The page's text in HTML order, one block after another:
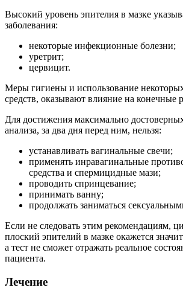
Высокий уровень эпителия в мазке
заболевания:
некоторые инфекционные болезни;
уретрит;
цервицит.
Меры гигиены и использование
средств, оказывают влияние на конечные
Для достижения максимально
анализа, за два дня перед ним, нельзя:
устанавливать вагинальные свечи;
применять инравагинальные
средства и спермицидные мази;
проводить спринцевание;
принимать ванну;
продолжать заниматься
Если не следовать этим рекомендациям,
плоский эпителий в мазке окажется
а тест не сможет отражать реальное
пациента.
Лечение